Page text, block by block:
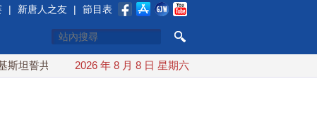
| 新唐人之友 | 節目表
同防禦 漢光實兵濱海緊急出港打擊 賴總統勗勉國軍守護主權
2026 年 8 月 8 日 星期六